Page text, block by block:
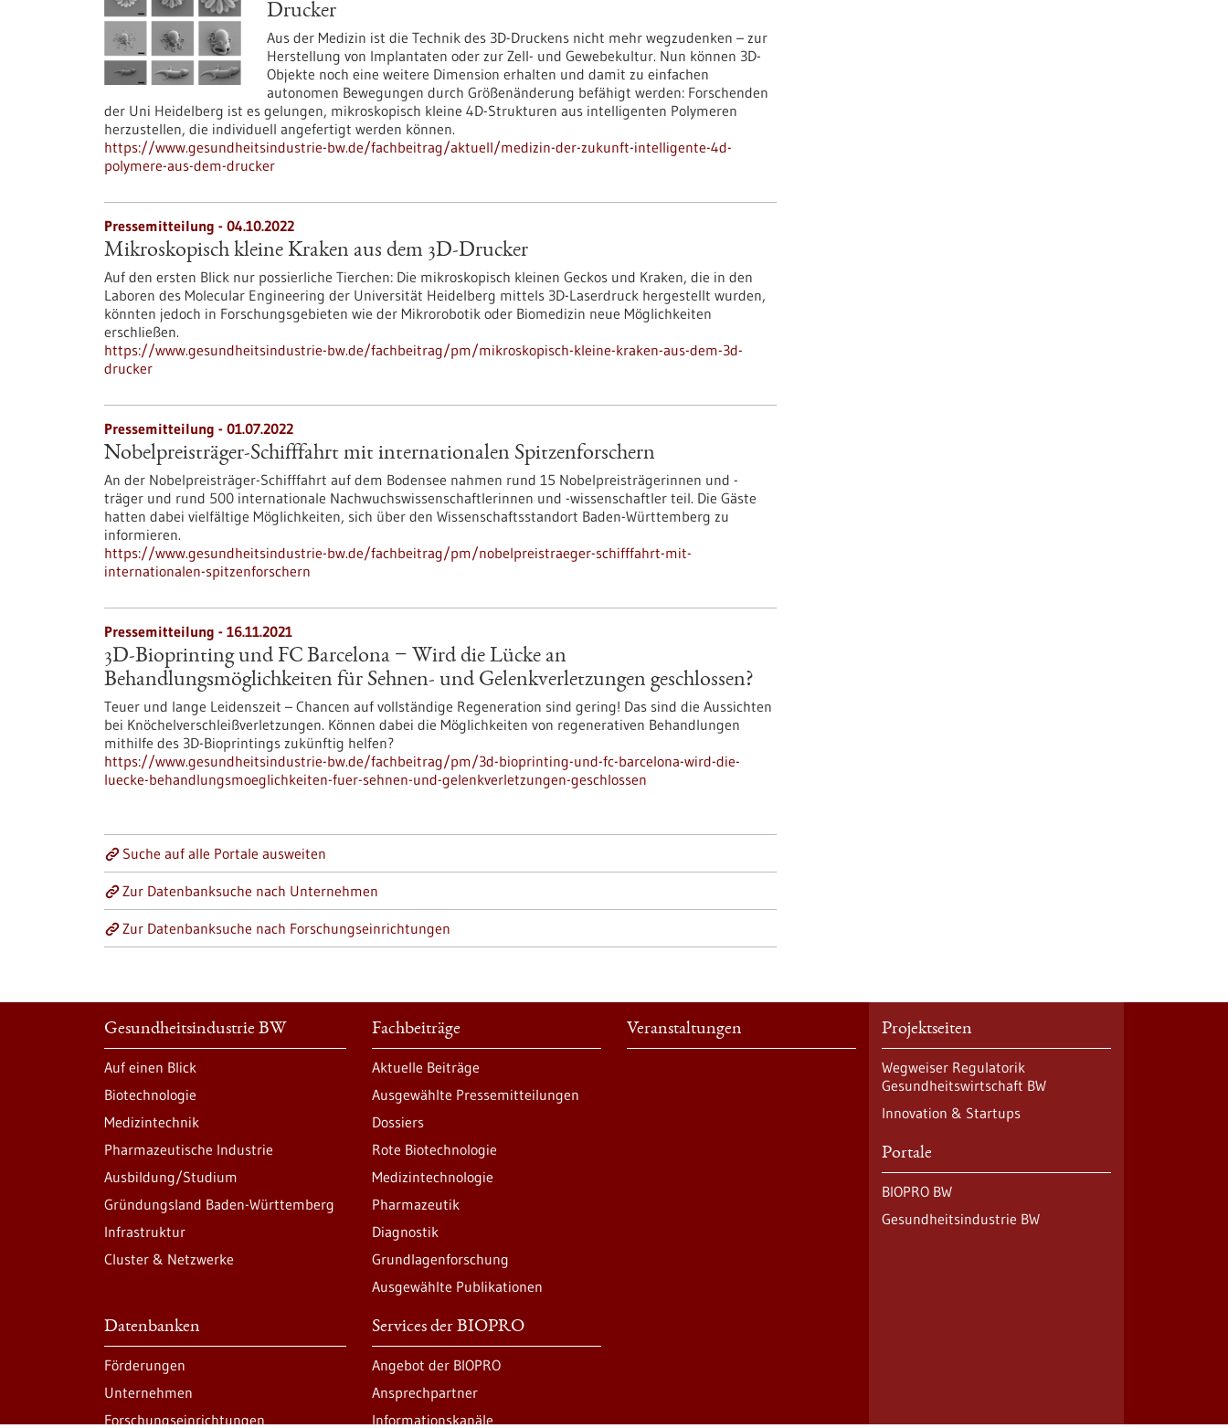
Drucker
Aus der Medizin ist die Technik des 3D-Druckens nicht mehr wegzudenken – zur
Herstellung von Implantaten oder zur Zell- und Gewebekultur. Nun können 3D-
Objekte noch eine weitere Dimension erhalten und damit zu einfachen
autonomen Bewegungen durch Größenänderung befähigt werden: Forschenden
der Uni Heidelberg ist es gelungen, mikroskopisch kleine 4D-Strukturen aus intelligenten Polymeren
herzustellen, die individuell angefertigt werden können.
https://www.gesundheitsindustrie-bw.de/fachbeitrag/aktuell/medizin-der-zukunft-intelligente-4d-
polymere-aus-dem-drucker
Pressemitteilung - 04.10.2022
Mikroskopisch kleine Kraken aus dem 3D-Drucker
Auf den ersten Blick nur possierliche Tierchen: Die mikroskopisch kleinen Geckos und Kraken, die in den
Laboren des Molecular Engineering der Universität Heidelberg mittels 3D-Laserdruck hergestellt wurden,
könnten jedoch in Forschungsgebieten wie der Mikrorobotik oder Biomedizin neue Möglichkeiten
erschließen.
https://www.gesundheitsindustrie-bw.de/fachbeitrag/pm/mikroskopisch-kleine-kraken-aus-dem-3d-
drucker
Pressemitteilung - 01.07.2022
Nobelpreisträger-Schifffahrt mit internationalen Spitzenforschern
An der Nobelpreisträger-Schifffahrt auf dem Bodensee nahmen rund 15 Nobelpreisträgerinnen und -
träger und rund 500 internationale Nachwuchswissenschaftlerinnen und -wissenschaftler teil. Die Gäste
hatten dabei vielfältige Möglichkeiten, sich über den Wissenschaftsstandort Baden-Württemberg zu
informieren.
https://www.gesundheitsindustrie-bw.de/fachbeitrag/pm/nobelpreistraeger-schifffahrt-mit-
internationalen-spitzenforschern
Pressemitteilung - 16.11.2021
3D-Bioprinting und FC Barcelona − Wird die Lücke an
Behandlungsmöglichkeiten für Sehnen- und Gelenkverletzungen geschlossen?
Teuer und lange Leidenszeit – Chancen auf vollständige Regeneration sind gering! Das sind die Aussichten
bei Knöchelverschleißverletzungen. Können dabei die Möglichkeiten von regenerativen Behandlungen
mithilfe des 3D-Bioprintings zukünftig helfen?
https://www.gesundheitsindustrie-bw.de/fachbeitrag/pm/3d-bioprinting-und-fc-barcelona-wird-die-
luecke-behandlungsmoeglichkeiten-fuer-sehnen-und-gelenkverletzungen-geschlossen
Suche auf alle Portale ausweiten
Zur Datenbanksuche nach Unternehmen
Zur Datenbanksuche nach Forschungseinrichtungen
Gesundheitsindustrie BW
Auf einen Blick
Biotechnologie
Medizintechnik
Pharmazeutische Industrie
Ausbildung/Studium
Gründungsland Baden-Württemberg
Infrastruktur
Cluster & Netzwerke
Fachbeiträge
Aktuelle Beiträge
Ausgewählte Pressemitteilungen
Dossiers
Rote Biotechnologie
Medizintechnologie
Pharmazeutik
Diagnostik
Grundlagenforschung
Ausgewählte Publikationen
Veranstaltungen
Datenbanken
Förderungen
Unternehmen
Forschungseinrichtungen
Services der BIOPRO
Angebot der BIOPRO
Ansprechpartner
Informationskanäle
Projektseiten
Wegweiser Regulatorik
Gesundheitswirtschaft BW
Innovation & Startups
Portale
BIOPRO BW
Gesundheitsindustrie BW